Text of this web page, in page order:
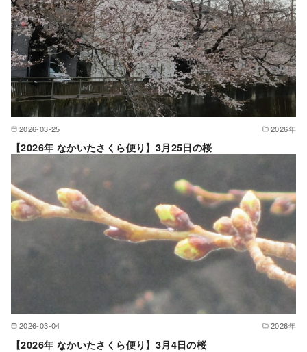
2026-03-25 2026年
【2026年 なかいたさくら便り】3月25日の桜
2026-03-04 2026年
【2026年 なかいたさくら便り】3月4日の桜